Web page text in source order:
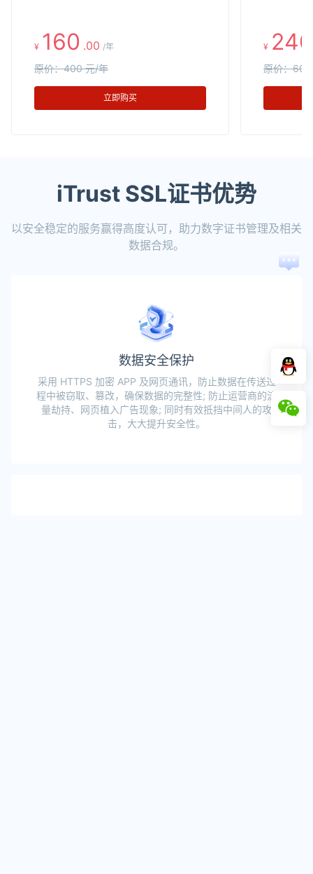
¥ 160 .00 /年
原价：400 元/年
立即购买
¥ 240
原价：
iTrust SSL证书优势
以安全稳定的服务赢得高度认可，助力数字证书管理及相关
数据合规。
数据安全保护
采用 HTTPS 加密 APP 及网页通讯，防止数据在传送过
程中被窃取、篡改，确保数据的完整性; 防止运营商的流
量劫持、网页植入广告现象; 同时有效抵挡中间人的攻
击，大大提升安全性。